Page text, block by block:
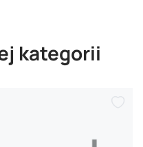
kategorii